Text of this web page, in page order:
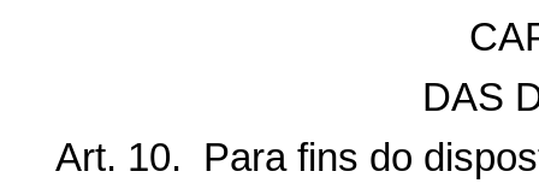
DAS
Art. 10. Para fins do